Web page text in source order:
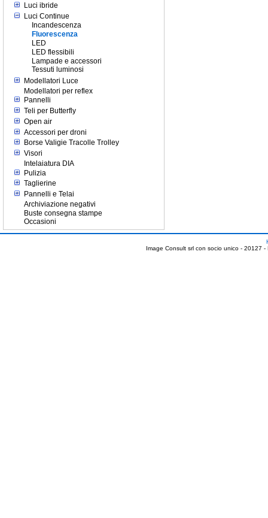
Luci ibride
Luci Continue
Incandescenza
Fluorescenza
LED
LED flessibili
Lampade e accessori
Tessuti luminosi
Modellatori Luce
Modellatori per reflex
Pannelli
Teli per Butterfly
Open air
Accessori per droni
Borse Valigie Tracolle Trolley
Visori
Intelaiatura DIA
Pulizia
Taglierine
Pannelli e Telai
Archiviazione negativi
Buste consegna stampe
Occasioni
Image Consult srl con socio unico - 20127